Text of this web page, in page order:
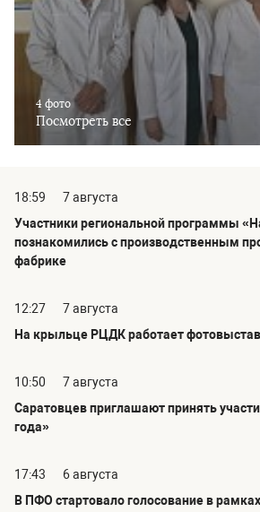
4 фото
Посмотреть все
18:59
7 августа
Участники региональной программы
познакомились с производственным
фабрике
12:27
7 августа
На крыльце РЦДК работает
10:50
7 августа
Саратовцев приглашают принять
года»
17:43
6 августа
В ПФО стартовало голосование в